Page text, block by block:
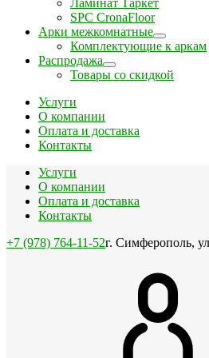
Ламинат Таркет
SPC CronaFloor
Арки межкомнатные
Комплектующие к аркам
Распродажа
Товары со скидкой
Услуги
О компании
Оплата и доставка
Контакты
Услуги
О компании
Оплата и доставка
Контакты
+7 (978) 764-11-52г. Симферополь,